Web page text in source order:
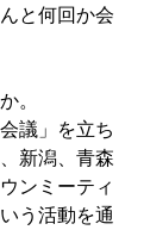
と何回か会
。
議」を立ち
新潟、青森
ンミーティ
う活動を通